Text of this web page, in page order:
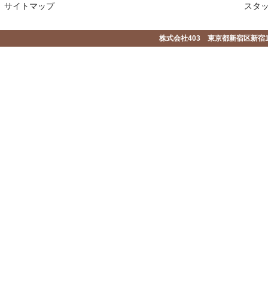
サイトマップ
スタ
株式会社403 東京都新宿区新